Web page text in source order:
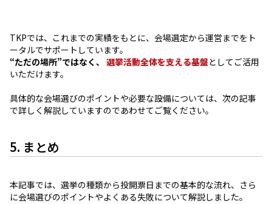
TKPでは、これまでの実績をもとに、会場選定から運営までをト
ータルでサポートしています。
“ただの場所”ではなく、 選挙活動全体を支える基盤としてご活用
いただけます。
具体的な会場選びのポイントや必要な設備については、次の記事
で詳しく解説していますのであわせてご覧ください。
5. まとめ
本記事では、選挙の種類から投開票日までの基本的な流れ、さら
に会場選びのポイントやよくある失敗について解説しました。